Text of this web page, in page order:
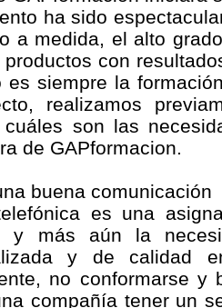
ha sido
a medida, el alto
con
es siempre la
realizamos
son las
de GAPformacion.
buena comunicación
es una
y más aún la
y de calidad
no conformarse y
compañía tener un